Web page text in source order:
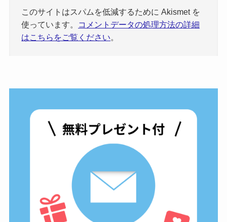
このサイトはスパムを低減するために Akismet を
使っています。
コメントデータの処理方法の詳細
はこちらをご覧ください